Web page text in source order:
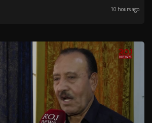
10 hours ago